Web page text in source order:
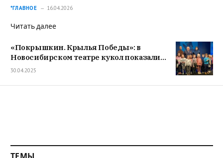
*ГЛАВНОЕ 16.04.2026
Читать далее
«Покрышкин. Крылья Победы»: в
Новосибирском театре кукол показали
спектакль по сюжетам подвигов
30.04.2025
ТЕМЫ